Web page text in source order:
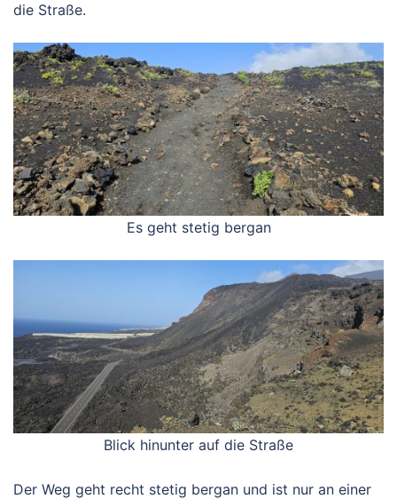
die Straße.
Es geht stetig bergan
Blick hinunter auf die Straße
Der Weg geht recht stetig bergan und ist nur an einer